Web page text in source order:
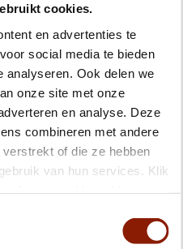
cookies.
en advertenties te
social media te bieden
analyseren. Ook delen we
onze site met onze
en analyse. Deze
combineren met andere
of die ze hebben
van hun services. Klik
toezicht